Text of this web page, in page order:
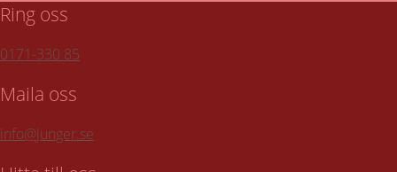
Ring oss
0171-330 85
Maila oss
info@junger.se